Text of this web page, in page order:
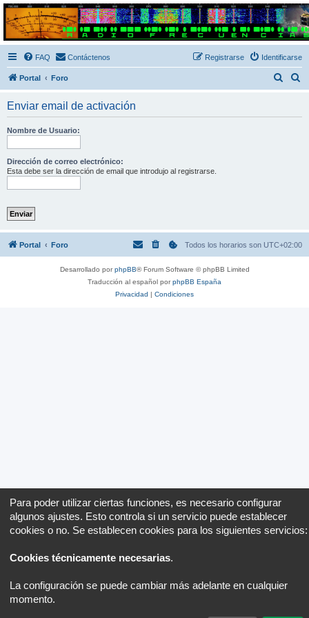
Radio Frecuencias
Foro de Radio Frecuencias
FAQ Contáctenos Identificarse
Registrarse
Portal Foro
Enviar email de activación
Nombre de Usuario:
Dirección de correo electrónico:
Esta debe ser la dirección de email que introdujo al registrarse.
Portal Foro Todos los horarios son UTC+02:00
Desarrollado porphpBB® Forum Software © phpBB Limited
Traducción al español porphpBB España
Privacidad | Condiciones
Para poder utilizar ciertas funciones, es necesario configurar
algunos ajustes. Esto controla si un servicio puede establecer
cookies o no. Se establecen cookies para los siguientes servicios:
Cookies técnicamente necesarias.
La configuración se puede cambiar más adelante en cualquier
momento.